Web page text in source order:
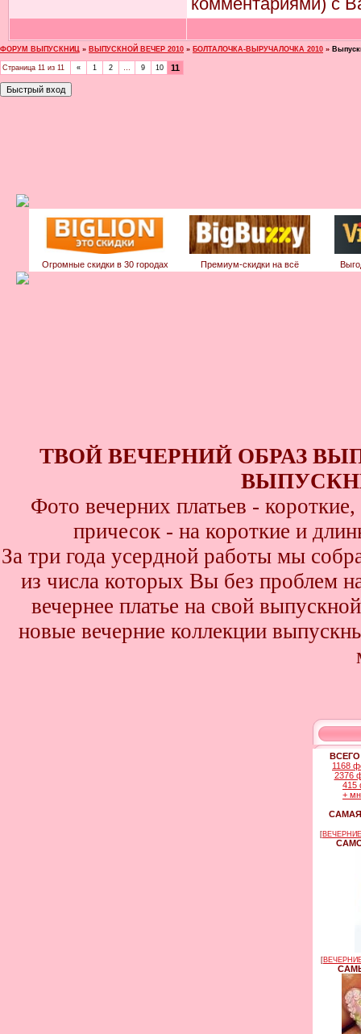
ФОРУМ ВЫПУСКНИЦ » ВЫПУСКНОЙ ВЕЧЕР 2010 » БОЛТАЛОЧКА-ВЫРУЧАЛОЧКА 2010 »
Страница 11 из 11 « 1 2 … 9 10 11
Огромные скидки в 30 городах Премиум-скидки на всё
ТВОЙ ВЕЧЕРНИЙ ОБРАЗ
Фото вечерних платьев -
причесок - на короткие и
За три года усердной работы мы
из числа которых Вы без проблем
вечернее платье на свой
новые вечерние коллекции
1168
2376
415
+
[
[